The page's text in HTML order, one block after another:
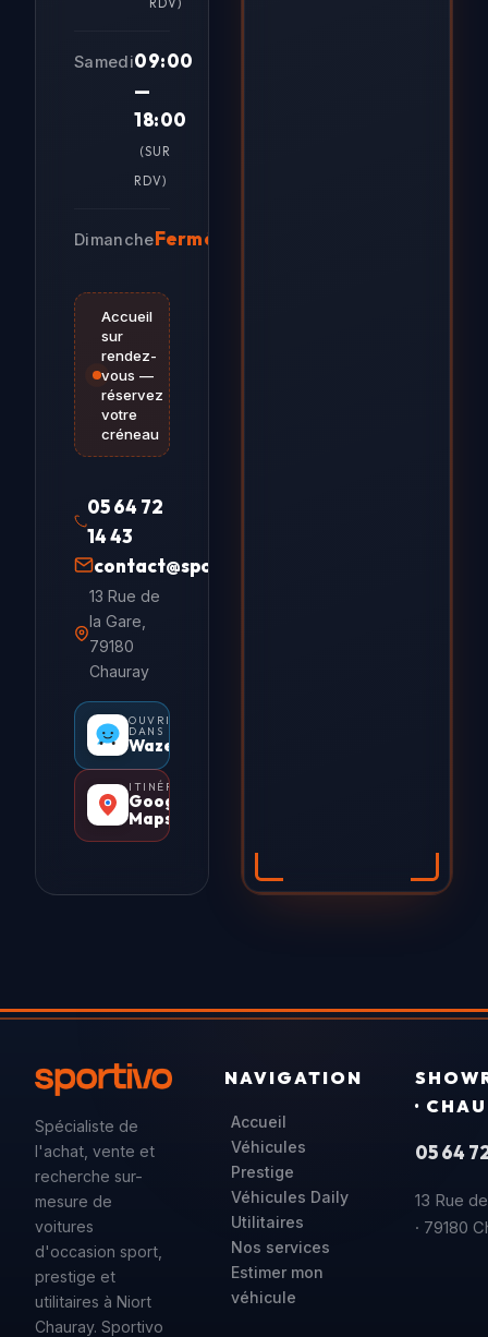
RDV)
Samedi09:00
—
18:00
(SUR
RDV)
DimancheFermé
Accueil
sur
rendez-
vous —
réservez
votre
créneau
05 64 72
14 43
contact@sportivo.fr
13 Rue de
la Gare,
79180
Chauray
OUVRIR
DANS
Waze
ITINÉRAIRE
Google
Maps
Spécialiste de
l'achat, vente et
recherche sur-
mesure de
voitures
d'occasion sport,
prestige et
utilitaires à Niort
Chauray. Sportivo
NAVIGATION
Accueil
Véhicules
Prestige
Véhicules Daily
Utilitaires
Nos services
Estimer mon
véhicule
·
05 64
13 Rue
· 79180